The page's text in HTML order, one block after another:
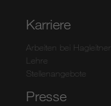
Karriere
Arbeiten bei Hagleitner
Lehre
Stellenangebote
Presse